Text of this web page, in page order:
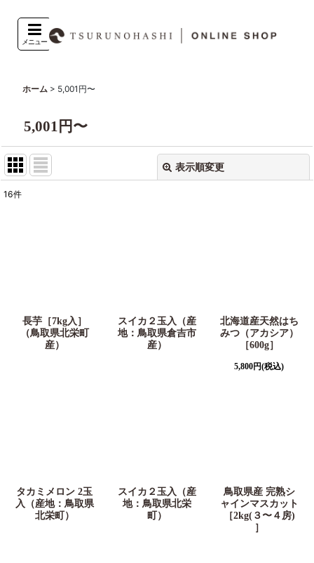
メニュー
ホーム > 5,001円〜
5,001円〜
表示順変更
16件
長芋［7kg入］
（鳥取県北栄町
産）
スイカ２玉入（産
地：鳥取県倉吉市
産）
北海道産天然はち
みつ（アカシア）
［600g］
5,800円(税込)
タカミメロン 2玉
入（産地：鳥取県
北栄町）
スイカ２玉入（産
地：鳥取県北栄
町）
鳥取県産 完熟シ
ャインマスカット
［2kg(３〜４房)
］